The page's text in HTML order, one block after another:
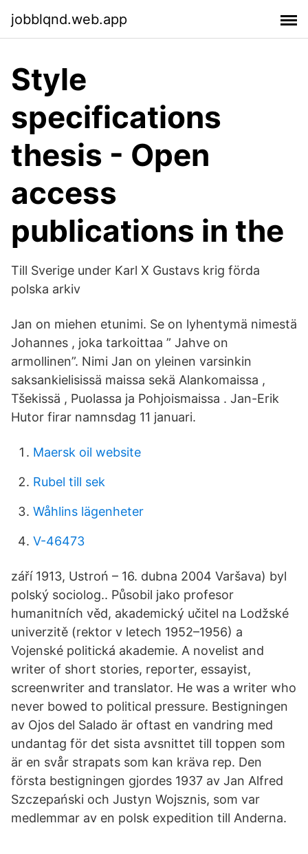
jobblqnd.web.app
Style
specifications
thesis - Open
access
publications in the
Till Sverige under Karl X Gustavs krig förda
polska arkiv
Jan on miehen etunimi. Se on lyhentymä nimestä
Johannes , joka tarkoittaa ” Jahve on
armollinen”. Nimi Jan on yleinen varsinkin
saksankielisissä maissa sekä Alankomaissa ,
Tšekissä , Puolassa ja Pohjoismaissa . Jan-Erik
Hutor firar namnsdag 11 januari.
Maersk oil website
Rubel till sek
Wåhlins lägenheter
V-46473
září 1913, Ustroń – 16. dubna 2004 Varšava) byl
polský sociolog.. Působil jako profesor
humanitních věd, akademický učitel na Lodžské
univerzitě (rektor v letech 1952–1956) a
Vojenské politická akademie. A novelist and
writer of short stories, reporter, essayist,
screenwriter and translator. He was a writer who
never bowed to political pressure. Bestigningen
av Ojos del Salado är oftast en vandring med
undantag för det sista avsnittet till toppen som
är en svår strapats som kan kräva rep. Den
första bestigningen gjordes 1937 av Jan Alfred
Szczepański och Justyn Wojsznis, som var
medlemmar av en polsk expedition till Anderna.